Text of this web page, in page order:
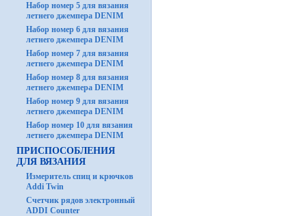
Набор номер 5 для вязания
летнего джемпера DENIM
Набор номер 6 для вязания
летнего джемпера DENIM
Набор номер 7 для вязания
летнего джемпера DENIM
Набор номер 8 для вязания
летнего джемпера DENIM
Набор номер 9 для вязания
летнего джемпера DENIM
Набор номер 10 для вязания
летнего джемпера DENIM
ПРИСПОСОБЛЕНИЯ
ДЛЯ ВЯЗАНИЯ
Измеритель спиц и крючков
Addi Twin
Счетчик рядов электронный
ADDI Counter